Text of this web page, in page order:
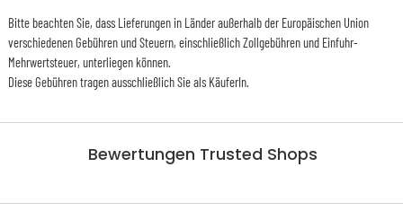
Bewertungen Trusted Shops
Bitte beachten Sie, dass Lieferungen in Länder außerhalb der Europäischen Union
verschiedenen Gebühren und Steuern, einschließlich Zollgebühren und Einfuhr-
Mehrwertsteuer, unterliegen können.
Diese Gebühren tragen ausschließlich Sie als KäuferIn.